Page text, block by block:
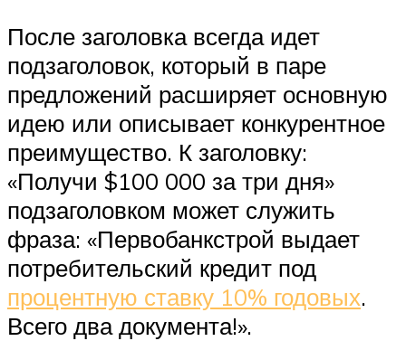
После заголовка всегда идет
подзаголовок, который в паре
предложений расширяет основную
идею или описывает конкурентное
преимущество. К заголовку:
«Получи $100 000 за три дня»
подзаголовком может служить
фраза: «Первобанкстрой выдает
потребительский кредит под
процентную ставку 10% годовых.
Всего два документа!».